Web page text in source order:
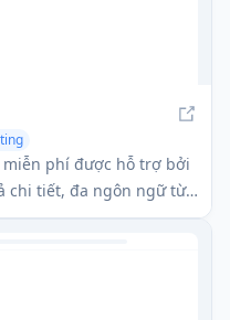
miễn phí được hỗ trợ bởi
chi tiết, đa ngôn ngữ từ